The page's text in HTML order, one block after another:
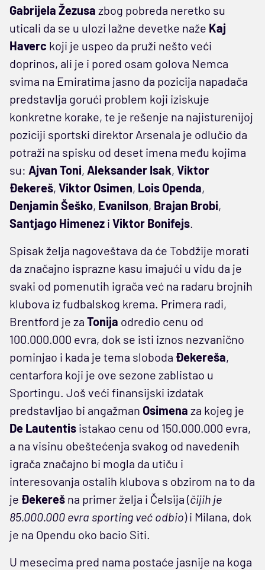
Gabrijela Žezusa zbog pobreda neretko su
uticali da se u ulozi lažne devetke naže Kaj
Haverc koji je uspeo da pruži nešto veći
doprinos, ali je i pored osam golova Nemca
svima na Emiratima jasno da pozicija napadača
predstavlja gorući problem koji iziskuje
konkretne korake, te je rešenje na najisturenijoj
poziciji sportski direktor Arsenala je odlučio da
potraži na spisku od deset imena među kojima
su: Ajvan Toni, Aleksander Isak, Viktor
Đekereš, Viktor Osimen, Lois Openda,
Denjamin Šeško, Evanilson, Brajan Brobi,
Santjago Himenez i Viktor Bonifejs.
Spisak želja nagoveštava da će Tobdžije morati
da značajno isprazne kasu imajući u vidu da je
svaki od pomenutih igrača već na radaru brojnih
klubova iz fudbalskog krema. Primera radi,
Brentford je za Tonija odredio cenu od
100.000.000 evra, dok se isti iznos nezvanično
pominjao i kada je tema sloboda Đekereša,
centarfora koji je ove sezone zablistao u
Sportingu. Još veći finansijski izdatak
predstavljao bi angažman Osimena za kojeg je
De Lautentis istakao cenu od 150.000.000 evra,
a na visinu obeštećenja svakog od navedenih
igrača značajno bi mogla da utiču i
interesovanja ostalih klubova s obzirom na to da
je Đekereš na primer želja i Čelsija (čijih je
85.000.000 evra sporting već odbio) i Milana, dok
je na Opendu oko bacio Siti.
U mesecima pred nama postaće jasnije na koga